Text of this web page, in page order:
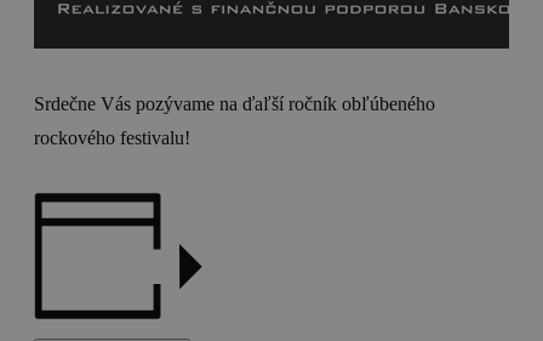
Srdečne Vás pozývame na ďaľší ročník obľúbeného
rockového festivalu!